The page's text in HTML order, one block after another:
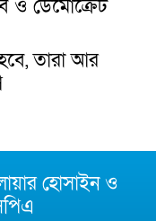
ও ডেমোক্রেট
তারা আর
হোসাইন ও